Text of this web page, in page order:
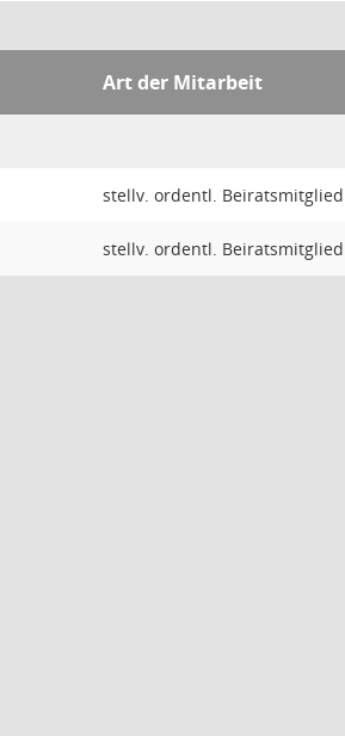
Art der Mitarbeit
stellv. ordentl. Beiratsmitglied
stellv. ordentl. Beiratsmitglied